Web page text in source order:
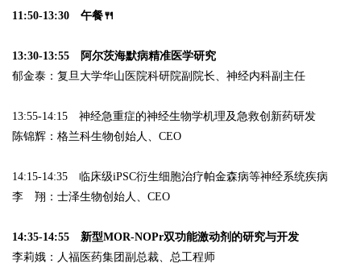
11:50-13:30 午餐🍴
13:30-13:55 阿尔茨海默病精准医学研究
郁金泰：复旦大学华山医院科研院副院长、神经内科副主任
13:55-14:15 神经急重症的神经生物学机理及急救创新药研发
陈锦辉：格兰科生物创始人、CEO
14:15-14:35 临床级iPSC衍生细胞治疗帕金森病等神经系统疾病
李 翔：士泽生物创始人、CEO
14:35-14:55 新型MOR-NOPr双功能激动剂的研究与开发
李莉娥：人福医药集团副总裁、总工程师